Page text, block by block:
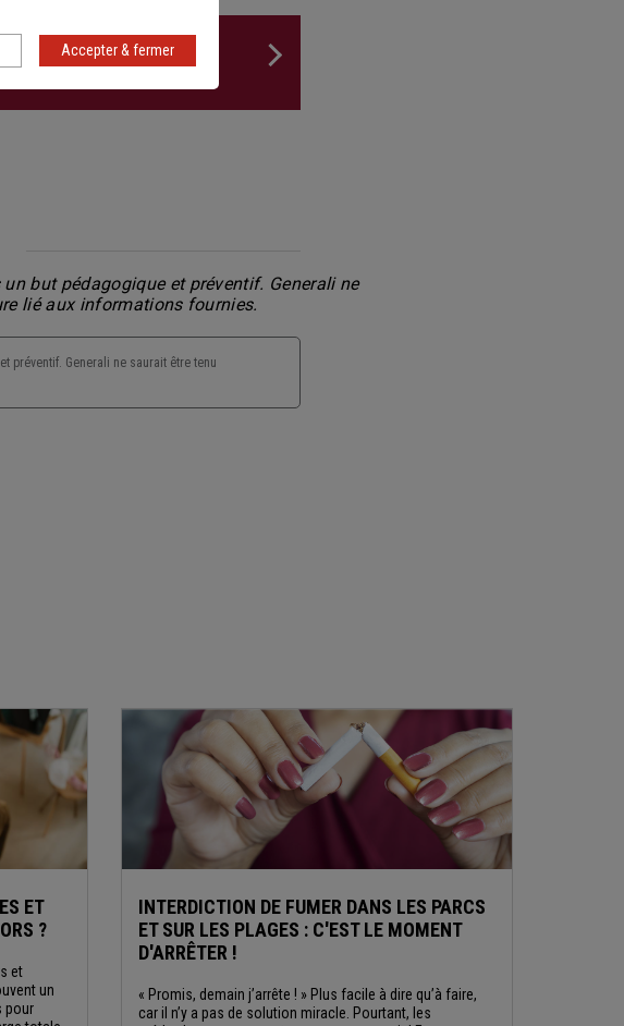
but pédagogique et préventif. Generali ne
lié aux informations fournies.
préventif. Generali ne saurait être tenu
ET
?
et
un
pour
INTERDICTION DE FUMER DANS LES PARCS
ET SUR LES PLAGES : C'EST LE MOMENT
D'ARRÊTER !
« Promis, demain j’arrête ! » Plus facile à dire qu’à faire,
car il n’y a pas de solution miracle. Pourtant, les
Accepter & fermer